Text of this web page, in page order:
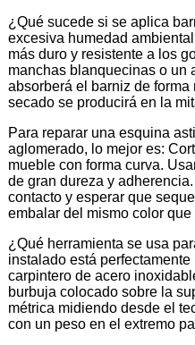
¿Qué sucede si se aplica
excesiva humedad
más duro y resistente a los
manchas blanquecinas o un
absorberá el barniz de forma
secado se producirá en la
Para reparar una esquina
aglomerado, lo mejor es:
mueble con forma curva.
de gran dureza y
contacto y esperar que
embalar del mismo color que
¿Qué herramienta se usa
instalado está
carpintero de acero
burbuja colocado sobre la
métrica midiendo desde el
con un peso en el extremo